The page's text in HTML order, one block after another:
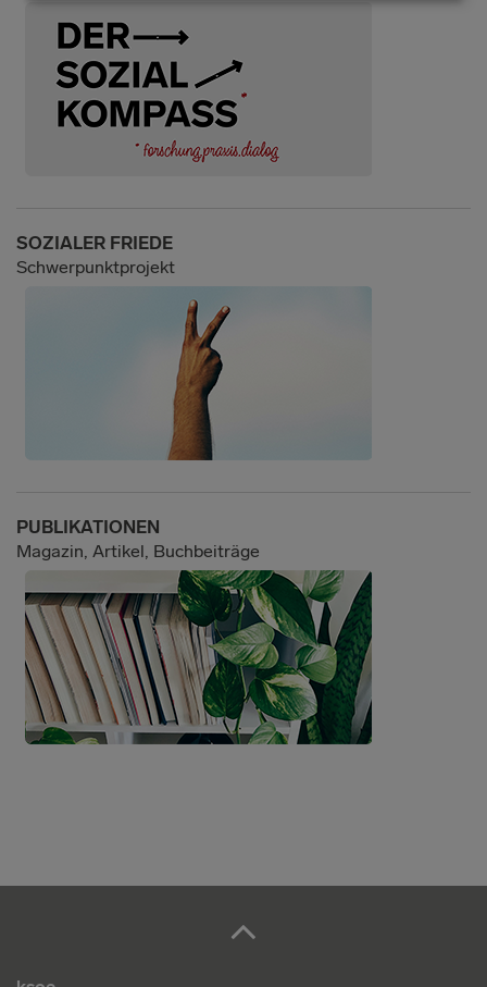
SOZIALER FRIEDE
Schwerpunktprojekt
PUBLIKATIONEN
Magazin, Artikel, Buchbeiträge